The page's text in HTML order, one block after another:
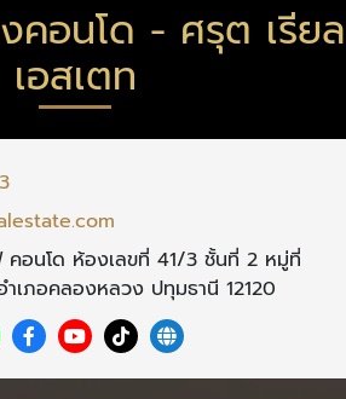
คอนโด - ศรุต เรียล
เอสเตท
คอนโด ห้องเลขที่ 41/3 ชั้นที่ 2 หมู่ที่
เภอคลองหลวง ปทุมธานี 12120